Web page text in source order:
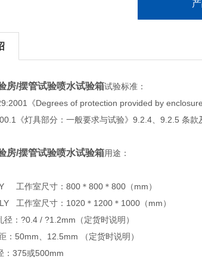
房/摆管试验喷水试验箱试验标准：
《Degrees of protection provided by
《灯具部分：一般要求与试验》9.2.4、9.2.5 条款
房/摆管试验喷水试验箱用途：
工作室尺寸：800＊800＊800（mm）
工作室尺寸：1020＊1200＊1000（mm）
径：?0.4 / ?1.2mm（定货时说明）
：50mm、12.5mm （定货时说明）
：375或500mm